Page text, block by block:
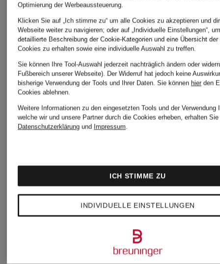
new
balance
Optimierung der Werbeaussteuerung.
Klicken Sie auf „Ich stimme zu“ um alle Cookies zu akzeptieren und
Webseite weiter zu navigieren; oder auf „Individuelle Einstellungen“,
detaillierte Beschreibung der Cookie-Kategorien und eine Übersicht
Cookies zu erhalten sowie eine individuelle Auswahl zu treffen.
Sie können Ihre Tool-Auswahl jederzeit nachträglich ändern oder
Fußbereich unserer Webseite). Der Widerruf hat jedoch keine
bisherige Verwendung der Tools und Ihrer Daten. Sie können hier den
Cookies ablehnen.
Weitere Informationen zu den eingesetzten Tools und der Verwendung
welche wir und unsere Partner durch die Cookies erheben, erhalten
Datenschutzerklärung und Impressum.
INDIVIDUELLE EINSTELLUNGEN
ICH STIMME ZU